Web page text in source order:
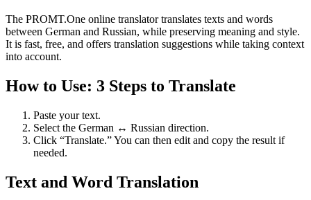
The PROMT.One online translator translates texts and words
between German and Russian, while preserving meaning and style.
It is fast, free, and offers translation suggestions while taking context
into account.
How to Use: 3 Steps to Translate
Paste your text.
Select the German ↔ Russian direction.
Click “Translate.” You can then edit and copy the result if
needed.
Text and Word Translation